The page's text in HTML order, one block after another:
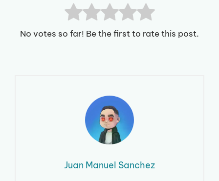
No votes so far! Be the first to rate this post.
Juan Manuel Sanchez